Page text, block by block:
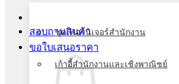
สอบถามสินค้า
ขอใบเสนอราคา
ชุดเฟอร์นิเจอร์สำนักงาน
เก้าอี้สำนักงานและเชิงพาณิชย์